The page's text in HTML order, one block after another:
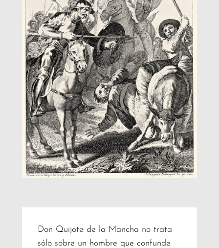
Don Quijote de la Mancha no trata
sólo sobre un hombre que confunde